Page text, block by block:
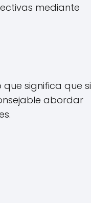
mediante
significa que si
abordar